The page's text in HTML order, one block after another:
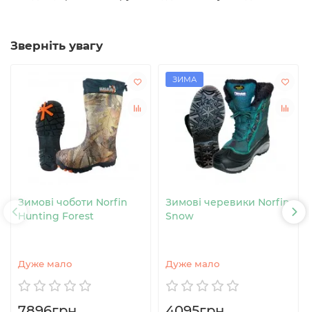
Зверніть увагу
Зимові чоботи Norfin
Hunting Forest
Дуже мало
ЗИМА
Зимові черевики Norfin
Snow
Дуже мало